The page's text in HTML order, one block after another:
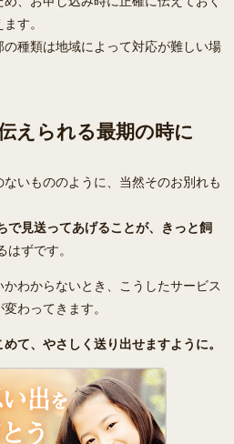
す。
種類は地域によって対応が難しい場
えられる最期の時に
いもののように、当然そのお別れも
で見送ってあげることが、きっと飼
はずです。
わからないとき、こうしたサービス
わってきます。
て、やさしく送り出せますように。